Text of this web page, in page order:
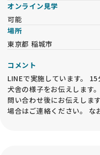
オンライン見学
可能
場所
東京都 稲城市
コメント
LINEで実施しています。
犬舎の様子をお伝えします
問い合わせ後にお伝えしま
場合はご連絡ください。 な